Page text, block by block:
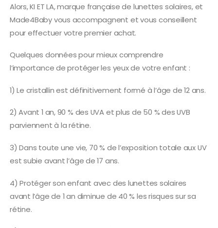
Alors, KI ET LA, marque française de lunettes solaires, et
Made4Baby vous accompagnent et vous conseillent
pour effectuer votre premier achat.
Quelques données pour mieux comprendre
l’importance de protéger les yeux de votre enfant :
1) Le cristallin est définitivement formé à l’âge de 12 ans.
2) Avant 1 an, 90 % des UVA et plus de 50 % des UVB
parviennent à la rétine.
3) Dans toute une vie, 70 % de l’exposition totale aux UV
est subie avant l’âge de 17 ans.
4) Protéger son enfant avec des lunettes solaires
avant l’âge de 1 an diminue de 40 % les risques sur sa
rétine.